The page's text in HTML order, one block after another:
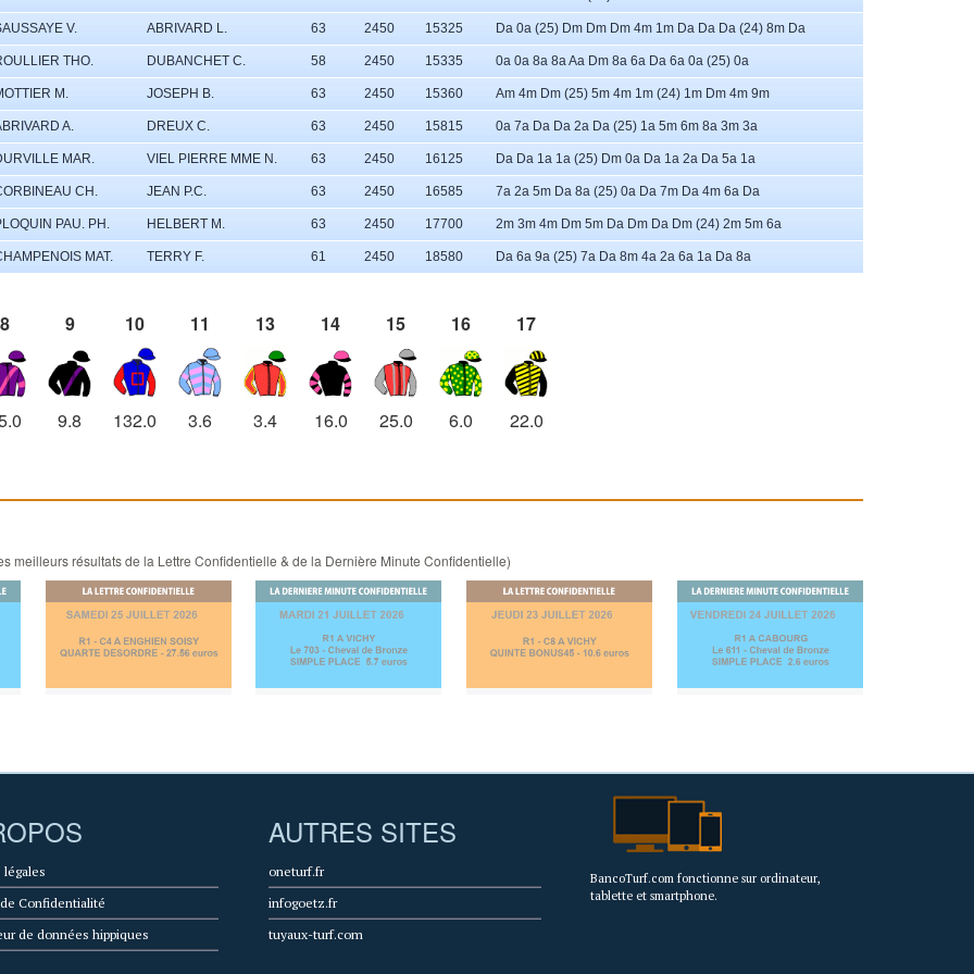
V. ABRIVARD L. 63 2450 15325 Da 0a (25) Dm Dm Dm 4m 1m Da Da Da (24) 8m Da
THO. DUBANCHET C. 58 2450 15335 0a 0a 8a 8a Aa Dm 8a 6a Da 6a 0a (25) 0a
M. JOSEPH B. 63 2450 15360 Am 4m Dm (25) 5m 4m 1m (24) 1m Dm 4m 9m
A. DREUX C. 63 2450 15815 0a 7a Da Da 2a Da (25) 1a 5m 6m 8a 3m 3a
MAR. VIEL PIERRE MME N. 63 2450 16125 Da Da 1a 1a (25) Dm 0a Da 1a 2a Da 5a 1a
CH. JEAN P.C. 63 2450 16585 7a 2a 5m Da 8a (25) 0a Da 7m Da 4m 6a Da
PAU. PH. HELBERT M. 63 2450 17700 2m 3m 4m Dm 5m Da Dm Da Dm (24) 2m 5m 6a
MAT. TERRY F. 61 2450 18580 Da 6a 9a (25) 7a Da 8m 4a 2a 6a 1a Da 8a
8 9 10 11 13 14 15 16 17
9.8 132.0 3.6 3.4 16.0 25.0 6.0 22.0
résultats de la Lettre Confidentielle & de la Dernière Minute Confidentielle)
Confidentialité
de données hippiques
AUTRES SITES
oneturf.fr
infogoetz.fr
tuyaux-turf.com
BancoTurf.com fonctionne sur ordinateur,
tablette et smartphone.